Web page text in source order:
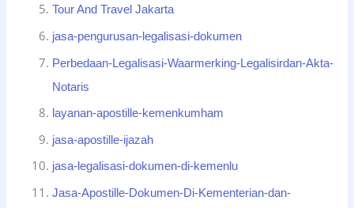
Tour And Travel Jakarta
jasa-pengurusan-legalisasi-dokumen
Perbedaan-Legalisasi-Waarmerking-Legalisirdan-Akta-
Notaris
layanan-apostille-kemenkumham
jasa-apostille-ijazah
jasa-legalisasi-dokumen-di-kemenlu
Jasa-Apostille-Dokumen-Di-Kementerian-dan-